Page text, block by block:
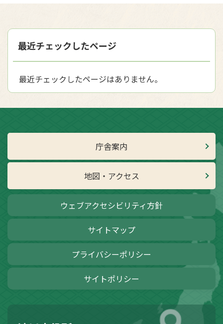
最近チェックしたページ
最近チェックしたページはありません。
庁舎案内
地図・アクセス
ウェブアクセシビリティ方針
サイトマップ
プライバシーポリシー
サイトポリシー